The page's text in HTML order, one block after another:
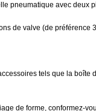
pneumatique avec deux
de valve (de préférence
tels que la
de forme, conformez-